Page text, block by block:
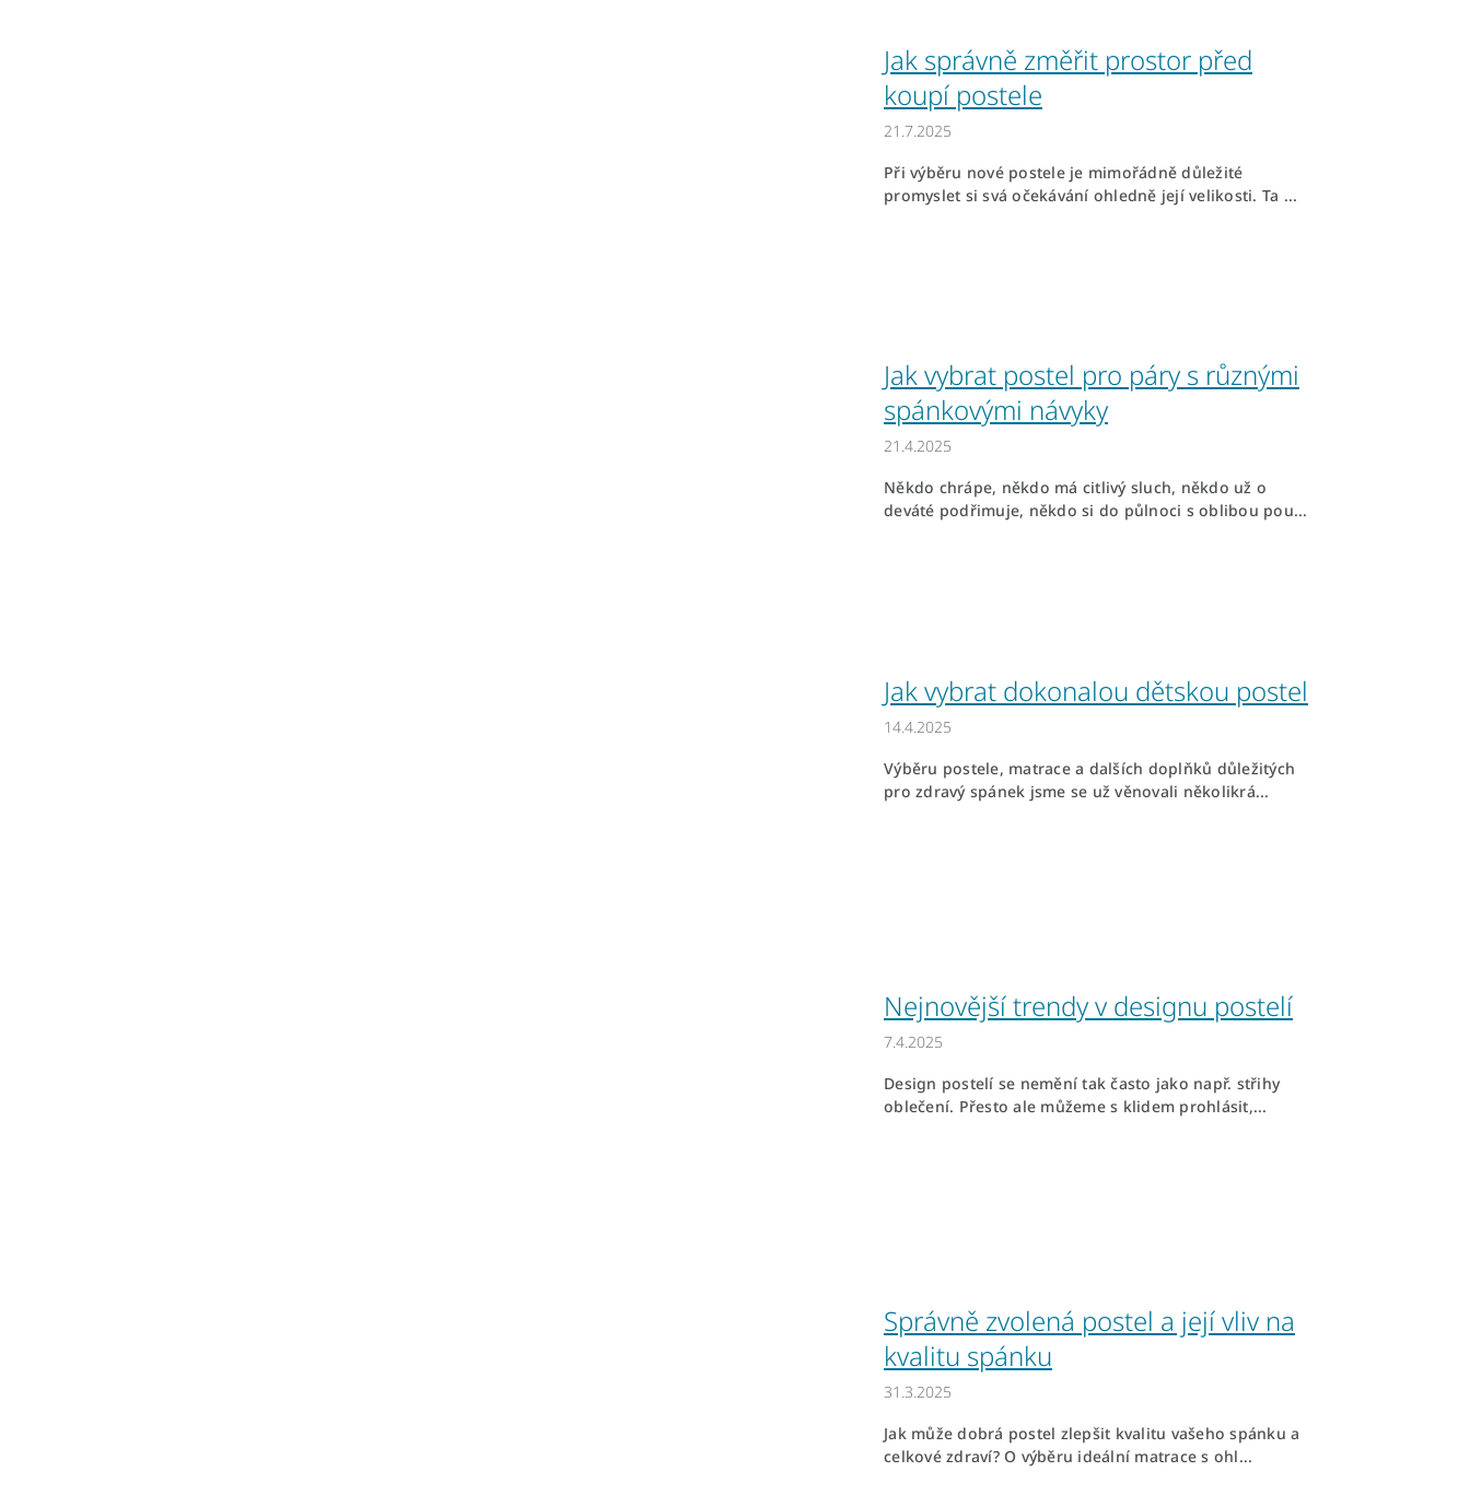
Jak správně změřit prostor před
koupí postele
21.7.2025
Při výběru nové postele je mimořádně důležité
promyslet si svá očekávání ohledně její velikosti. Ta ...
Jak vybrat postel pro páry s různými
spánkovými návyky
21.4.2025
Někdo chrápe, někdo má citlivý sluch, někdo už o
deváté podřimuje, někdo si do půlnoci s oblibou pou...
Jak vybrat dokonalou dětskou postel
14.4.2025
Výběru postele, matrace a dalších doplňků důležitých
pro zdravý spánek jsme se už věnovali několikrá...
Nejnovější trendy v designu postelí
7.4.2025
Design postelí se nemění tak často jako např. střihy
oblečení. Přesto ale můžeme s klidem prohlásit,...
Správně zvolená postel a její vliv na
kvalitu spánku
31.3.2025
Jak může dobrá postel zlepšit kvalitu vašeho spánku a
celkové zdraví? O výběru ideální matrace s ohl...